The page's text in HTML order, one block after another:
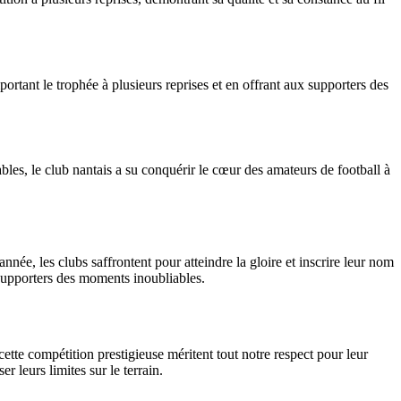
le trophée à plusieurs reprises et en offrant aux supporters des
le club nantais a su conquérir le cœur des amateurs de football à
les clubs saffrontent pour atteindre la gloire et inscrire leur nom
des moments inoubliables.
compétition prestigieuse méritent tout notre respect pour leur
leurs limites sur le terrain.